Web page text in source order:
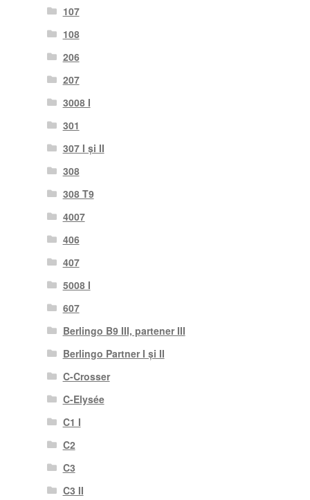
107
108
206
207
3008 I
301
307 I și II
308
308 T9
4007
406
407
5008 I
607
Berlingo B9 III, partener III
Berlingo Partner I și II
C-Crosser
C-Elysée
C1 I
C2
C3
C3 II